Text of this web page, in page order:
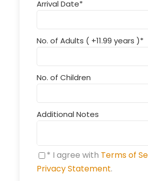
Arrival Date*
No. of Adults ( +11.99 years )*
No. of Children
Additional Notes
* I agree with Terms of
Privacy Statement.